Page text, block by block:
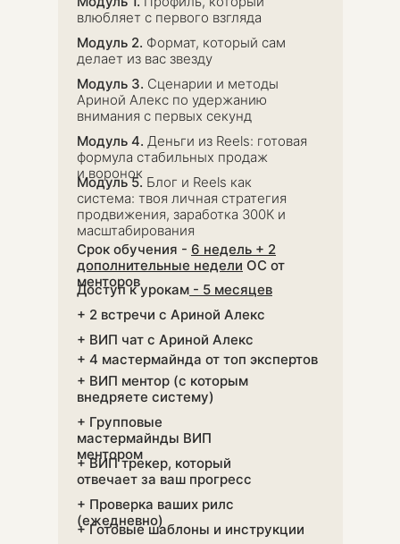
Срок обучения - 6 недель + 2
дополнительные недели ОС от
менторов
Доступ к урокам - 5 месяцев
влюбляет с первого взгляда
Модуль 2. Формат, который сам
делает из вас звезду
Модуль 3. Сценарии и методы
Ариной Алекс по удержанию
внимания с первых секунд
Модуль 4. Деньги из Reels: готовая
формула стабильных продаж
и воронок
Модуль 5. Блог и Reels как
система: твоя личная стратегия
продвижения, заработка 300К и
масштабирования
+ ВИП чат с Ариной Алекс
+ 2 встречи с Ариной Алекс
+ 4 мастермайнда от топ экспертов
+ ВИП ментор (с которым
внедряете систему)
+ Групповые
мастермайнды ВИП
ментором
+ ВИП трекер, который
отвечает за ваш прогресс
+ Готовые шаблоны и инструкции
+ Проверка ваших рилс
(ежедневно)
ИП Трофимова А. А. ИНН
321280100018640
easy4marketing@yandex.ru
Политика обработки персональных данных
Согласие на обработку файлов cookie
Договор оферты
Пользовательское соглашение